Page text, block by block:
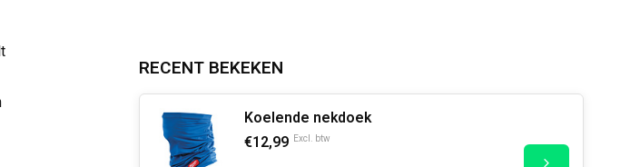
RECENT BEKEKEN
Koelende nekdoek
€12,99 Excl. btw